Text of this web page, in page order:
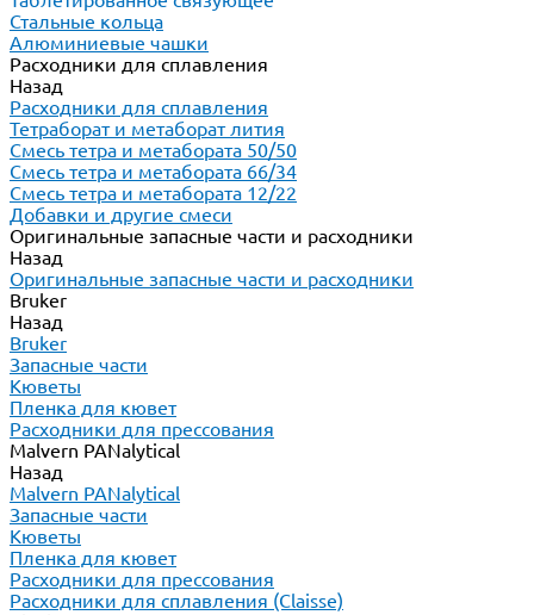
Стальные кольца
Алюминиевые чашки
Расходники для сплавления
Назад
Расходники для сплавления
Тетраборат и метаборат лития
Смесь тетра и метабората 50/50
Смесь тетра и метабората 66/34
Смесь тетра и метабората 12/22
Добавки и другие смеси
Оригинальные запасные части и расходники
Назад
Оригинальные запасные части и расходники
Bruker
Назад
Bruker
Запасные части
Кюветы
Пленка для кювет
Расходники для прессования
Malvern PANalytical
Назад
Malvern PANalytical
Запасные части
Кюветы
Пленка для кювет
Расходники для прессования
Расходники для сплавления (Claisse)